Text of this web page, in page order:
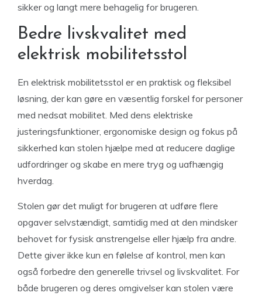
sikker og langt mere behagelig for brugeren.
Bedre livskvalitet med
elektrisk mobilitetsstol
En elektrisk mobilitetsstol er en praktisk og fleksibel
løsning, der kan gøre en væsentlig forskel for personer
med nedsat mobilitet. Med dens elektriske
justeringsfunktioner, ergonomiske design og fokus på
sikkerhed kan stolen hjælpe med at reducere daglige
udfordringer og skabe en mere tryg og uafhængig
hverdag.
Stolen gør det muligt for brugeren at udføre flere
opgaver selvstændigt, samtidig med at den mindsker
behovet for fysisk anstrengelse eller hjælp fra andre.
Dette giver ikke kun en følelse af kontrol, men kan
også forbedre den generelle trivsel og livskvalitet. For
både brugeren og deres omgivelser kan stolen være